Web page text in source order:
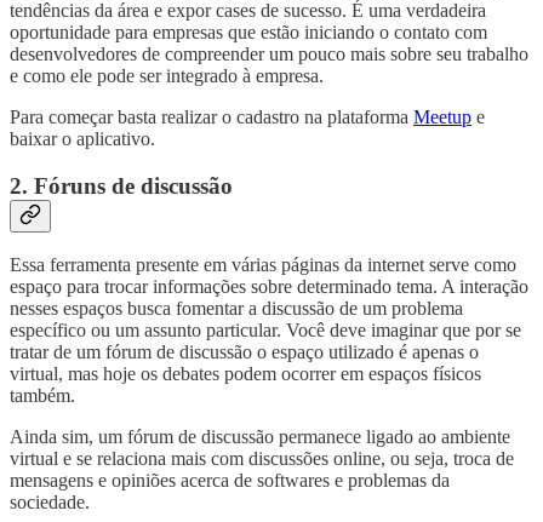
tendências da área e expor cases de sucesso. É uma verdadeira
oportunidade para empresas que estão iniciando o contato com
desenvolvedores de compreender um pouco mais sobre seu trabalho
e como ele pode ser integrado à empresa.
Para começar basta realizar o cadastro na plataforma Meetup e
baixar o aplicativo.
2. Fóruns de discussão
Essa ferramenta presente em várias páginas da internet serve como
espaço para trocar informações sobre determinado tema. A interação
nesses espaços busca fomentar a discussão de um problema
específico ou um assunto particular. Você deve imaginar que por se
tratar de um fórum de discussão o espaço utilizado é apenas o
virtual, mas hoje os debates podem ocorrer em espaços físicos
também.
Ainda sim, um fórum de discussão permanece ligado ao ambiente
virtual e se relaciona mais com discussões online, ou seja, troca de
mensagens e opiniões acerca de softwares e problemas da
sociedade.